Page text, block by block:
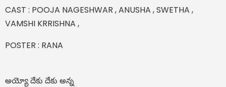
CAST : POOJA NAGESHWAR , ANUSHA , SWETHA ,
VAMSHI KRRISHNA ,
POSTER : RANA
అయ్యో దేకు దేకు అన్న